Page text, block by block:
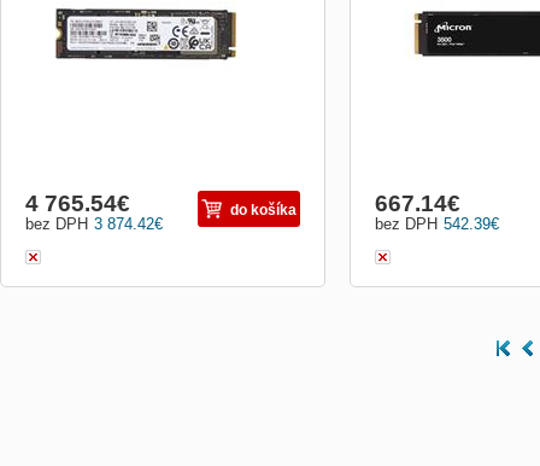
stanicou HP ZBook Firefly 14 G9; Mobilná
pracovná stanica HP ZBook Firefly 16 G9;
Mobilná pracovná stanica HP ...
3 874.42€
bez DPH
4 765.54€ do košíka
542.39€
bez DPH
667.14€